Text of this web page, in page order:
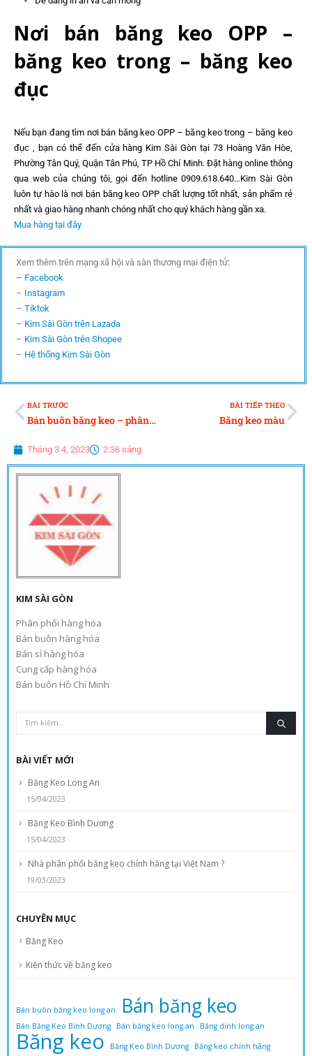
Nơi bán băng keo OPP –
băng keo trong – băng keo
đục
Nếu bạn đang tìm nơi bán băng keo OPP – băng keo trong – băng keo
đục , bạn có thể đến cửa hàng Kim Sài Gòn tại 73 Hoàng Văn Hòe,
Phường Tân Quý, Quận Tân Phú, TP Hồ Chí Minh. Đặt hàng online thông
qua web của chúng tôi, gọi đến hotline 0909.618.640…Kim Sài Gòn
luôn tự hào là nơi bán băng keo OPP chất lượng tốt nhất, sản phẩm rẻ
nhất và giao hàng nhanh chóng nhất cho quý khách hàng gần xa.
Mua hàng tại đây
Xem thêm trên mạng xã hội và sàn thương mại điện tử:
– Facebook
– Instagram
– Tiktok
– Kim Sài Gòn trên Lazada
– Kim Sài Gòn trên Shopee
– Hệ thống Kim Sài Gòn
BÀI TRƯỚC
Bán buôn băng keo – phân phối băng keo
BÀI TIẾP THEO
Băng keo màu
Tháng 3 4, 2023 2:36 sáng
KIM SÀI GÒN
Phân phối hàng hóa
Bán buôn hàng hóa
Bán sỉ hàng hóa
Cung cấp hàng hóa
Bán buôn Hồ Chí Minh
BÀI VIẾT MỚI
Băng Keo Long An
15/04/2023
Băng Keo Bình Dương
15/04/2023
Nhà phân phối băng keo chính hãng tại Việt Nam ?
19/03/2023
CHUYÊN MỤC
Băng Keo
Kiến thức về băng keo
Bán buôn băng keo long an Bán băng keo
Bán Băng Keo Bình Dương Bán băng keo long an Băng dính long an
Băng keo Băng Keo Bình Dương
Băng keo chính hãng